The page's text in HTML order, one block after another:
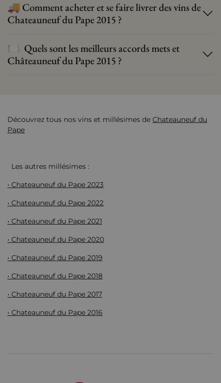
🚚 Comment acheter et se faire livrer des vins de
Chateauneuf du Pape 2015 ?
🍽 ️ Quels sont les meilleurs accords mets et
Châteauneuf du Pape 2015 ?
Découvrez tous nos vins et millésimes de Chateauneuf du
Pape
Les autres millésimes :
• Chateauneuf du Pape 2023
• Chateauneuf du Pape 2022
• Chateauneuf du Pape 2021
• Chateauneuf du Pape 2020
• Chateauneuf du Pape 2019
• Chateauneuf du Pape 2018
• Chateauneuf du Pape 2017
• Chateauneuf du Pape 2016